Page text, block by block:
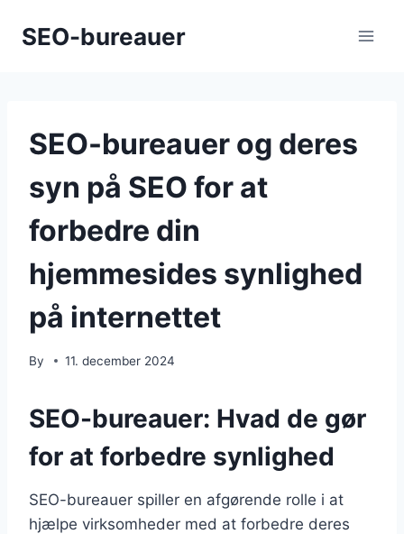
SEO-bureauer
SEO-bureauer og deres
syn på SEO for at
forbedre din
hjemmesides synlighed
på internettet
By 11. december 2024
SEO-bureauer: Hvad de gør
for at forbedre synlighed
SEO-bureauer spiller en afgørende rolle i at
hjælpe virksomheder med at forbedre deres